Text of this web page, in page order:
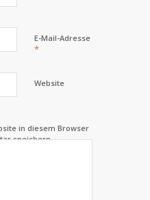
E-Mail-Adresse
*
Website
in diesem Browser
speichern.